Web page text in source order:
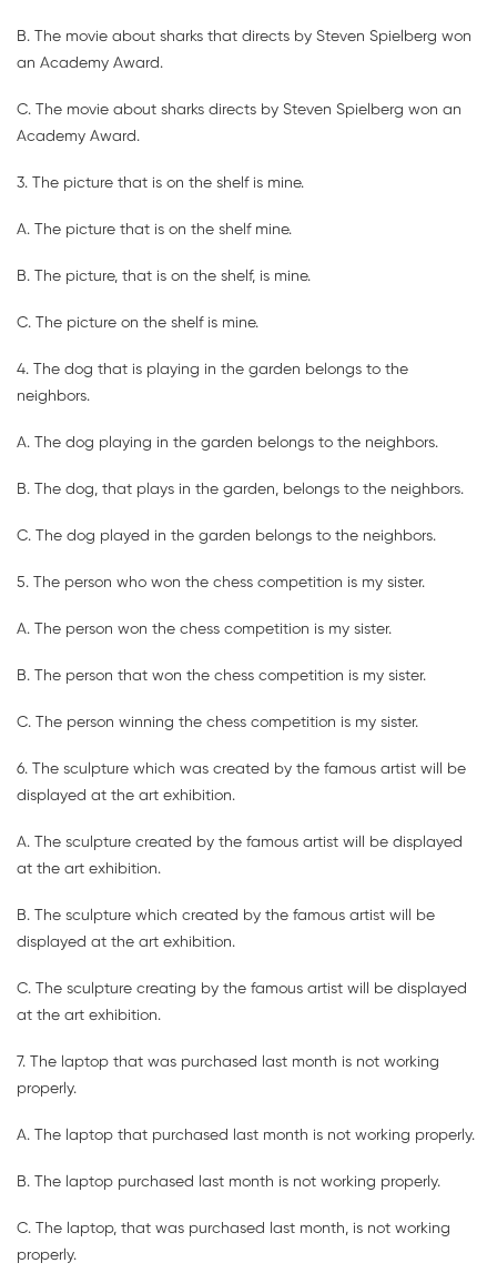
B. The movie about sharks that directs by Steven Spielberg won
an Academy Award.
C. The movie about sharks directs by Steven Spielberg won an
Academy Award.
3. The picture that is on the shelf is mine.
A. The picture that is on the shelf mine.
B. The picture, that is on the shelf, is mine.
C. The picture on the shelf is mine.
4. The dog that is playing in the garden belongs to the
neighbors.
A. The dog playing in the garden belongs to the neighbors.
B. The dog, that plays in the garden, belongs to the neighbors.
C. The dog played in the garden belongs to the neighbors.
5. The person who won the chess competition is my sister.
A. The person won the chess competition is my sister.
B. The person that won the chess competition is my sister.
C. The person winning the chess competition is my sister.
6. The sculpture which was created by the famous artist will be
displayed at the art exhibition.
A. The sculpture created by the famous artist will be displayed
at the art exhibition.
B. The sculpture which created by the famous artist will be
displayed at the art exhibition.
C. The sculpture creating by the famous artist will be displayed
at the art exhibition.
7. The laptop that was purchased last month is not working
properly.
A. The laptop that purchased last month is not working properly.
B. The laptop purchased last month is not working properly.
C. The laptop, that was purchased last month, is not working
properly.